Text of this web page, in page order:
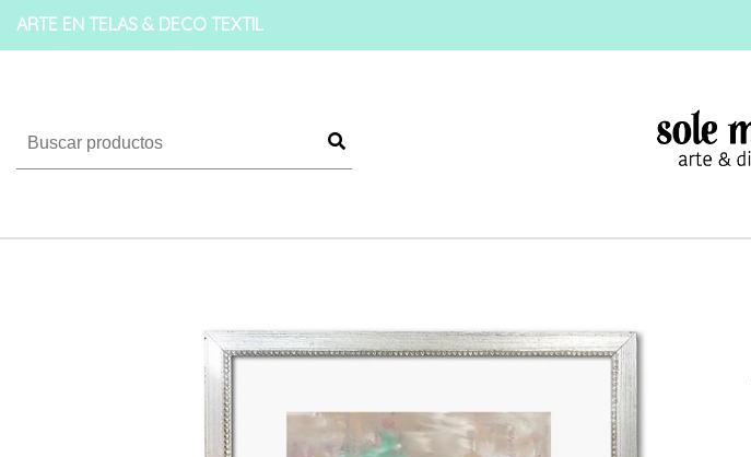
ARTE EN TELAS & DECO TEXTIL